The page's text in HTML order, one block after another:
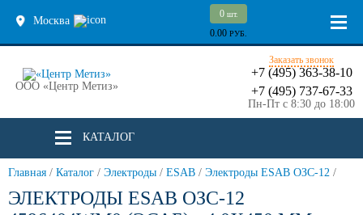
Москва
0 шт.
0.00 РУБ.
ООО «Центр Метиз»
Заказать звонок
+7 (495) 363-38-10
+7 (495) 737-67-33
Пн-Пт с 8:30 до 18:00
КАТАЛОГ
Главная / Каталог / Электроды / ESAB / Электроды ESAB ОЗС-12 /
ЭЛЕКТРОДЫ ESAB ОЗС-12